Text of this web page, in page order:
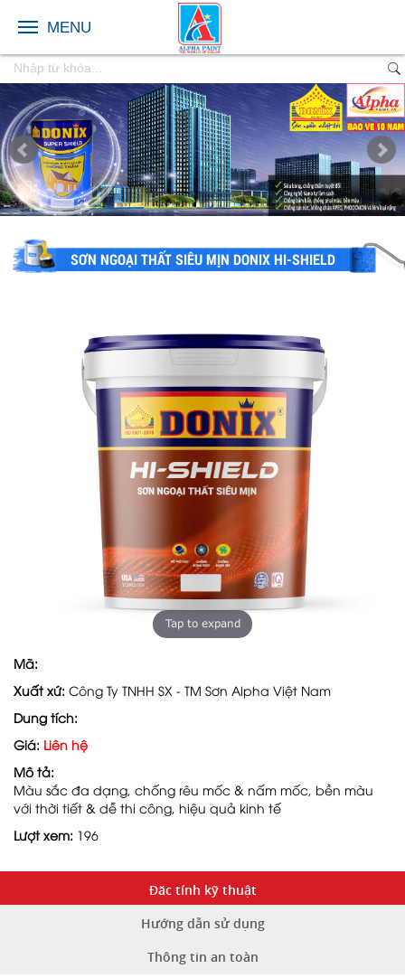
MENU
SƠN NGOẠI THẤT SIÊU MỊN DONIX HI-SHIELD
Tap to expand
Mã:
Xuất xứ: Công Ty TNHH SX - TM Sơn Alpha Việt Nam
Dung tích:
Giá: Liên hệ
Mô tả:
Màu sắc đa dạng, chống rêu mốc & nấm mốc, bền màu
với thời tiết & dễ thi công, hiệu quả kinh tế
Lượt xem: 196
Đăc tính kỹ thuật
Hướng dẫn sử dụng
Thông tin an toàn